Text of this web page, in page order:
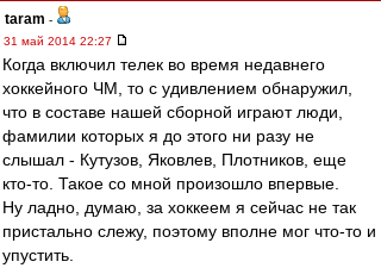
taram -
31 май 2014 22:27
Когда включил телек во время недавнего
хоккейного ЧМ, то с удивлением обнаружил,
что в составе нашей сборной играют люди,
фамилии которых я до этого ни разу не
слышал - Кутузов, Яковлев, Плотников, еще
кто-то. Такое со мной произошло впервые.
Ну ладно, думаю, за хоккеем я сейчас не так
пристально слежу, поэтому вполне мог что-то и
упустить.